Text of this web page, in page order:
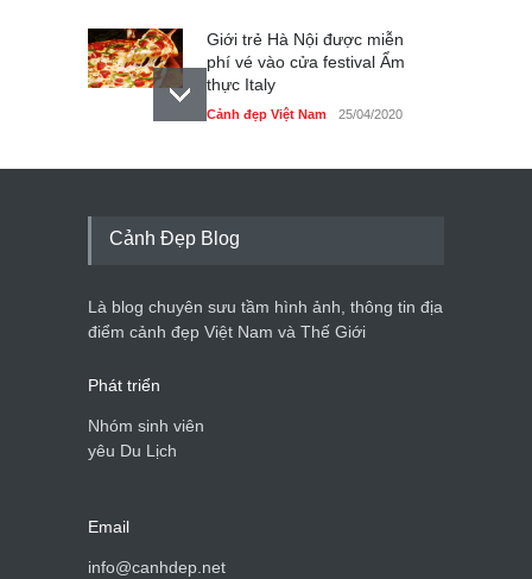
Giới trẻ Hà Nội được miễn
phí vé vào cửa festival Ẩm
thực Italy
Cảnh đẹp Việt Nam 25/04/2020
Tam giác mạch khoe sắc
du lịch quốc gia
Cảnh đẹp Việt Nam 24/04/2020
Cảnh Đẹp Blog
Là blog chuyên sưu tầm hình ảnh, thông tin địa
điểm cảnh đẹp Việt Nam và Thế Giới
Phát triển
Nhóm sinh viên
yêu Du Lịch
Email
info@canhdep.net